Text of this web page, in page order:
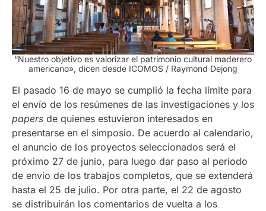
“Nuestro objetivo es valorizar el patrimonio cultural maderero
americano», dicen desde ICOMOS / Raymond Dejong
El pasado 16 de mayo se cumplió la fecha límite para
el envío de los resúmenes de las investigaciones y los
papers de quienes estuvieron interesados en
presentarse en el simposio. De acuerdo al calendario,
el anuncio de los proyectos seleccionados será el
próximo 27 de junio, para luego dar paso al periodo
de envío de los trabajos completos, que se extenderá
hasta el 25 de julio. Por otra parte, el 22 de agosto
se distribuirán los comentarios de vuelta a los